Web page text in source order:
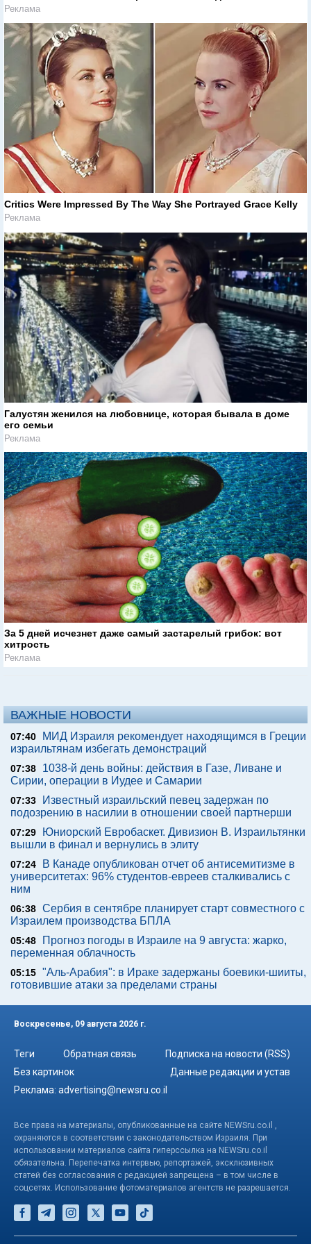
Реклама
Critics Were Impressed By The Way She Portrayed Grace Kelly
Реклама
Галустян женился на любовнице, которая бывала в доме
его семьи
Реклама
За 5 дней исчезнет даже самый застарелый грибок: вот
хитрость
Реклама
ВАЖНЫЕ НОВОСТИ
07:40
МИД Израиля рекомендует находящимся в Греции
израильтянам избегать демонстраций
07:38
1038-й день войны: действия в Газе, Ливане и
Сирии, операции в Иудее и Самарии
07:33
Известный израильский певец задержан по
подозрению в насилии в отношении своей партнерши
07:29
Юниорский Евробаскет. Дивизион В. Израильтянки
вышли в финал и вернулись в элиту
07:24
В Канаде опубликован отчет об антисемитизме в
университетах: 96% студентов-евреев сталкивались с
ним
06:38 Сербия в сентябре планирует старт совместного с
Израилем производства БПЛА
05:48
Прогноз погоды в Израиле на 9 августа: жарко,
переменная облачность
05:15 "Аль-Арабия": в Ираке задержаны боевики-шииты,
готовившие атаки за пределами страны
Воскресенье, 09 августа 2026 г.
Теги Обратная связь
Подписка на новости (RSS)
Без картинок
Данные редакции и устав
Реклама: advertising@newsru.co.il
Все права на материалы, опубликованные на сайте NEWSru.co.il ,
охраняются в соответствии с законодательством Израиля. При
использовании материалов сайта гиперссылка на NEWSru.co.il
обязательна. Перепечатка интервью, репортажей, эксклюзивных
статей без согласования с редакцией запрещена – в том числе в
соцсетях. Использование фотоматериалов агентств не разрешается.